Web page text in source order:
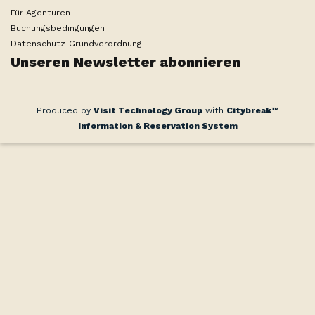
Für Agenturen
Buchungsbedingungen
Datenschutz-Grundverordnung
Unseren Newsletter abonnieren
Produced by Visit Technology Group with Citybreak™
Information & Reservation System